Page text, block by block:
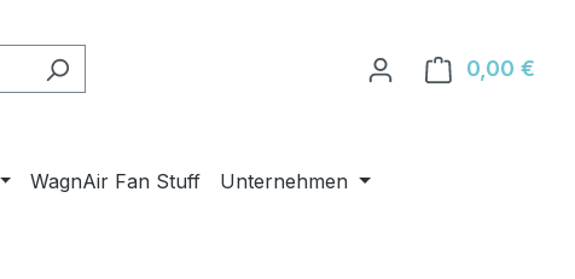
0,00 €
WagnAir Fan Stuff Unternehmen